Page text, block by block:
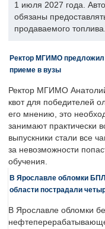
1 июля 2027 года.
обязаны
продаваемого топлива.
Ректор МГИМО предложил
приеме в вузы
Ректор МГИМО
квот для победителей
его мнению, это
занимают практически
выпускники стали все
за невозможности
обучения.
В Ярославле обломки
области пострадали
В Ярославле обломки